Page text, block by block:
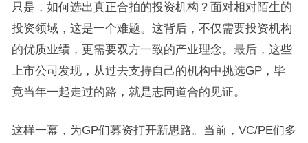
只是，如何选出真正合拍的投资机构？面对相对陌生的
投资领域，这是一个难题。这背后，不仅需要投资机构
的优质业绩，更需要双方一致的产业理念。最后，这些
上市公司发现，从过去支持自己的机构中挑选GP，毕
竟当年一起走过的路，就是志同道合的见证。
这样一幕，为GP们募资打开新思路。当前，VC/PE们多